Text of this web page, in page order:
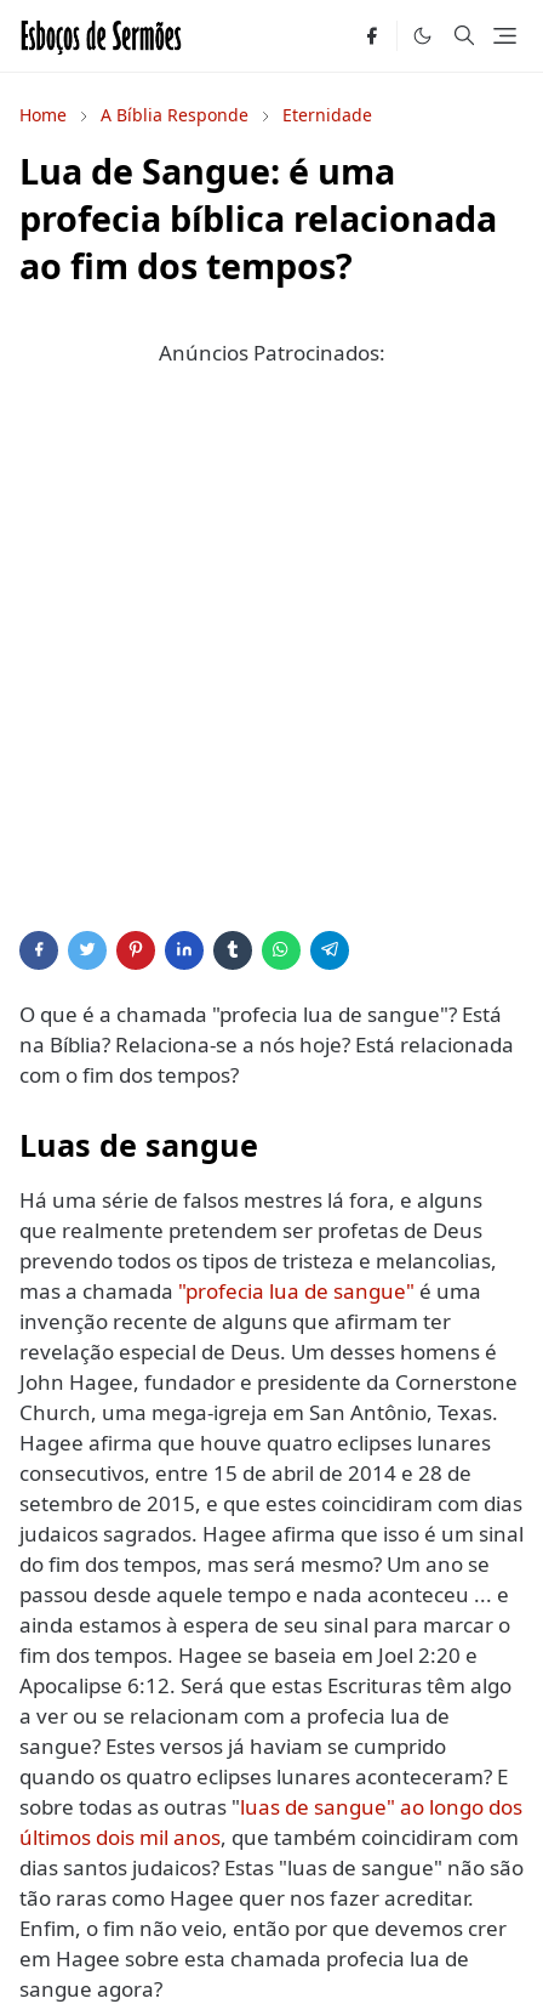
Home A Bíblia Responde Eternidade
Lua de Sangue: é uma
profecia bíblica relacionada
ao fim dos tempos?
Anúncios Patrocinados:
O que é a chamada "profecia lua de sangue"? Está
na Bíblia? Relaciona-se a nós hoje? Está relacionada
com o fim dos tempos?
Luas de sangue
Há uma série de falsos mestres lá fora, e alguns
que realmente pretendem ser profetas de Deus
prevendo todos os tipos de tristeza e melancolias,
mas a chamada "profecia lua de sangue" é uma
invenção recente de alguns que afirmam ter
revelação especial de Deus. Um desses homens é
John Hagee, fundador e presidente da Cornerstone
Church, uma mega-igreja em San Antônio, Texas.
Hagee afirma que houve quatro eclipses lunares
consecutivos, entre 15 de abril de 2014 e 28 de
setembro de 2015, e que estes coincidiram com dias
judaicos sagrados. Hagee afirma que isso é um sinal
do fim dos tempos, mas será mesmo? Um ano se
passou desde aquele tempo e nada aconteceu ... e
ainda estamos à espera de seu sinal para marcar o
fim dos tempos. Hagee se baseia em Joel 2:20 e
Apocalipse 6:12. Será que estas Escrituras têm algo
a ver ou se relacionam com a profecia lua de
sangue? Estes versos já haviam se cumprido
quando os quatro eclipses lunares aconteceram? E
sobre todas as outras "luas de sangue" ao longo dos
últimos dois mil anos, que também coincidiram com
dias santos judaicos? Estas "luas de sangue" não são
tão raras como Hagee quer nos fazer acreditar.
Enfim, o fim não veio, então por que devemos crer
em Hagee sobre esta chamada profecia lua de
sangue agora?